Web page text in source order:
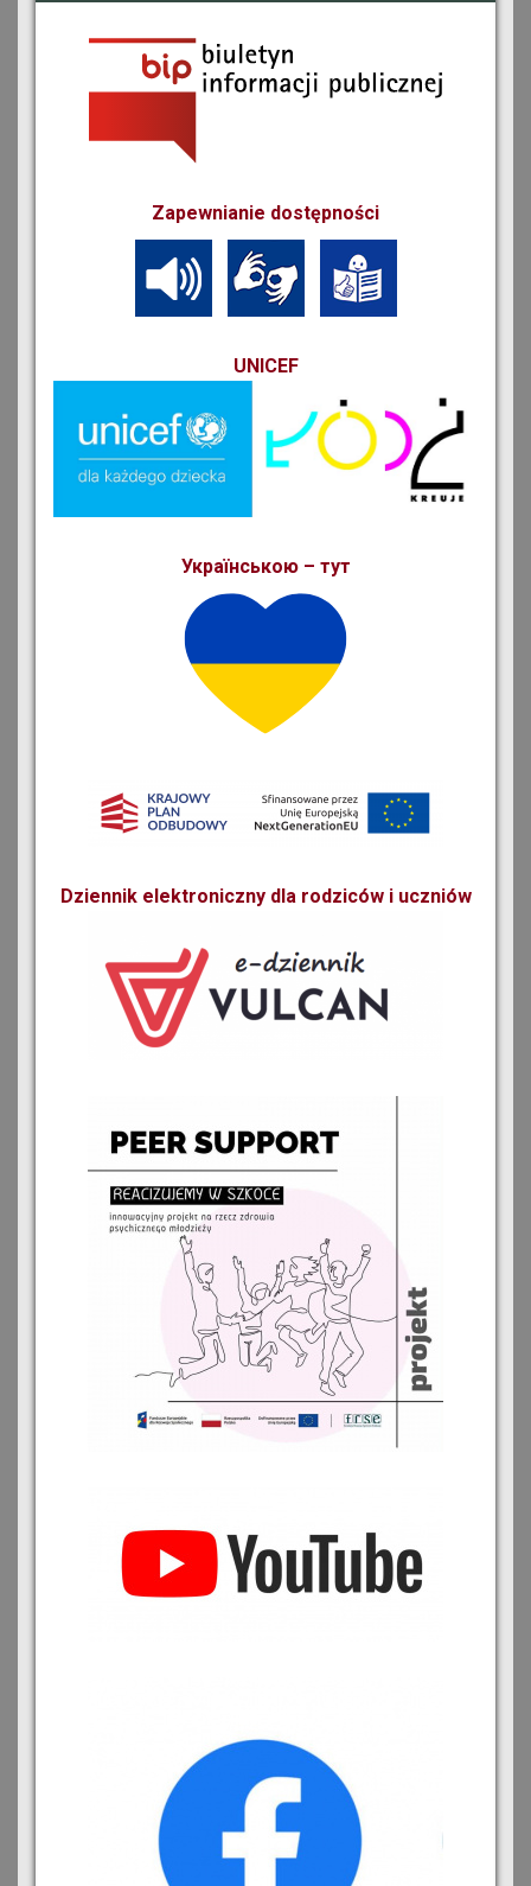
Zapewnianie dostępności
UNICEF
Українською – тут
Dziennik elektroniczny dla rodziców i uczniów